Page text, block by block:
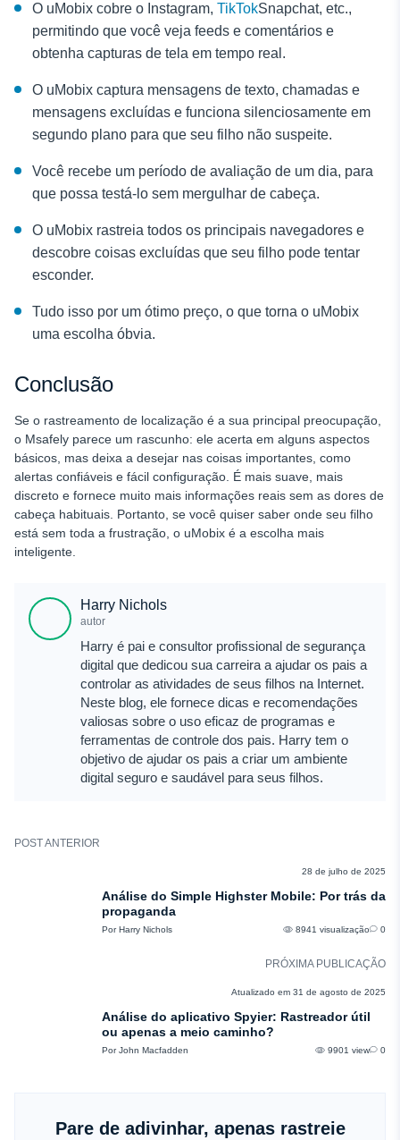
O uMobix cobre o Instagram, TikTokSnapchat, etc.,
permitindo que você veja feeds e comentários e
obtenha capturas de tela em tempo real.
O uMobix captura mensagens de texto, chamadas e
mensagens excluídas e funciona silenciosamente em
segundo plano para que seu filho não suspeite.
Você recebe um período de avaliação de um dia, para
que possa testá-lo sem mergulhar de cabeça.
O uMobix rastreia todos os principais navegadores e
descobre coisas excluídas que seu filho pode tentar
esconder.
Tudo isso por um ótimo preço, o que torna o uMobix
uma escolha óbvia.
Conclusão
Se o rastreamento de localização é a sua principal preocupação,
o Msafely parece um rascunho: ele acerta em alguns aspectos
básicos, mas deixa a desejar nas coisas importantes, como
alertas confiáveis e fácil configuração. É mais suave, mais
discreto e fornece muito mais informações reais sem as dores de
cabeça habituais. Portanto, se você quiser saber onde seu filho
está sem toda a frustração, o uMobix é a escolha mais
inteligente.
Harry Nichols
autor
Harry é pai e consultor profissional de segurança
digital que dedicou sua carreira a ajudar os pais a
controlar as atividades de seus filhos na Internet.
Neste blog, ele fornece dicas e recomendações
valiosas sobre o uso eficaz de programas e
ferramentas de controle dos pais. Harry tem o
objetivo de ajudar os pais a criar um ambiente
digital seguro e saudável para seus filhos.
POST ANTERIOR
28 de julho de 2025
Análise do Simple Highster Mobile: Por trás da
propaganda
Por Harry Nichols 8941 visualização 0
PRÓXIMA PUBLICAÇÃO
Atualizado em 31 de agosto de 2025
Análise do aplicativo Spyier: Rastreador útil
ou apenas a meio caminho?
Por John Macfadden 9901 view 0
Pare de adivinhar, apenas rastreie